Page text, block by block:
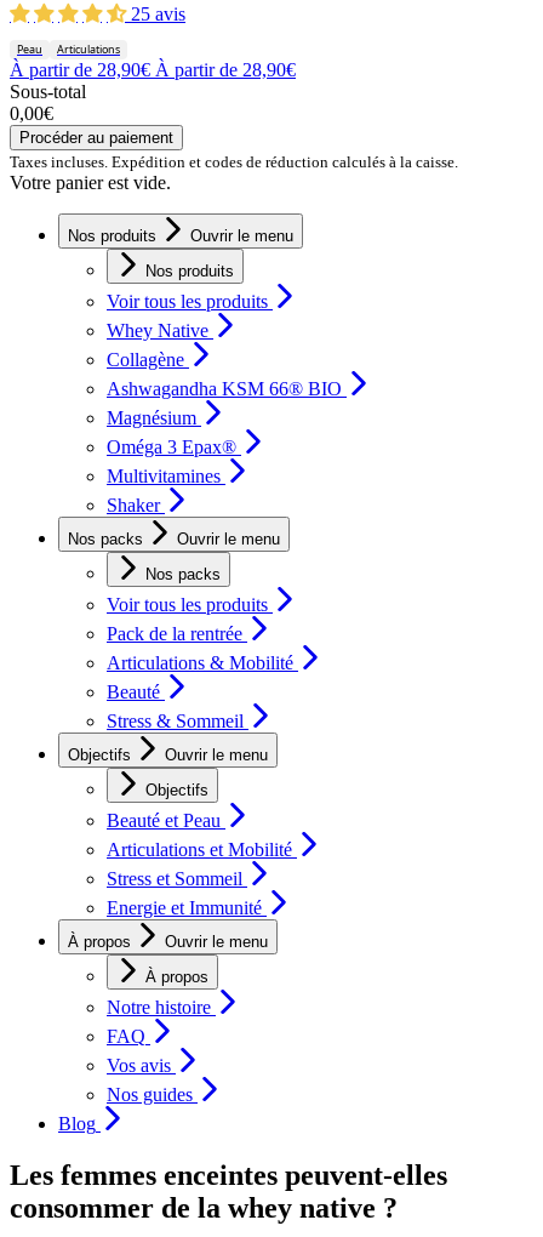
25 avis
Peau Articulations
À partir de 28,90€ À partir de 28,90€
Sous-total
0,00€
Procéder au paiement
Taxes incluses. Expédition et codes de réduction calculés à la caisse.
Votre panier est vide.
Nos produits
Ouvrir le menu
Nos produits
Voir tous les produits
Whey Native
Collagène
Ashwagandha KSM 66® BIO
Magnésium
Oméga 3 Epax®
Multivitamines
Shaker
Nos packs
Ouvrir le menu
Nos packs
Voir tous les produits
Pack de la rentrée
Articulations & Mobilité
Beauté
Stress & Sommeil
Objectifs
Ouvrir le menu
Objectifs
Beauté et Peau
Articulations et Mobilité
Stress et Sommeil
Energie et Immunité
À propos
Ouvrir le menu
À propos
Notre histoire
FAQ
Vos avis
Nos guides
Blog
Les femmes enceintes peuvent-elles
consommer de la whey native ?